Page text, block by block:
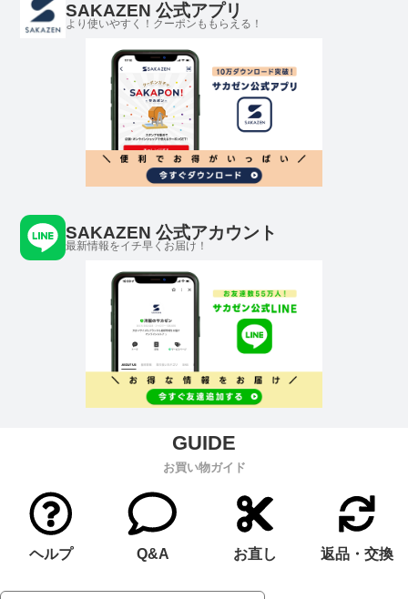
SAKAZEN 公式アプリ
より使いやすく！クーポンももらえる！
SAKAZEN 公式アカウント
最新情報をイチ早くお届け！
お買い物ガイド
ヘルプ Q&A お直し 返品・交換